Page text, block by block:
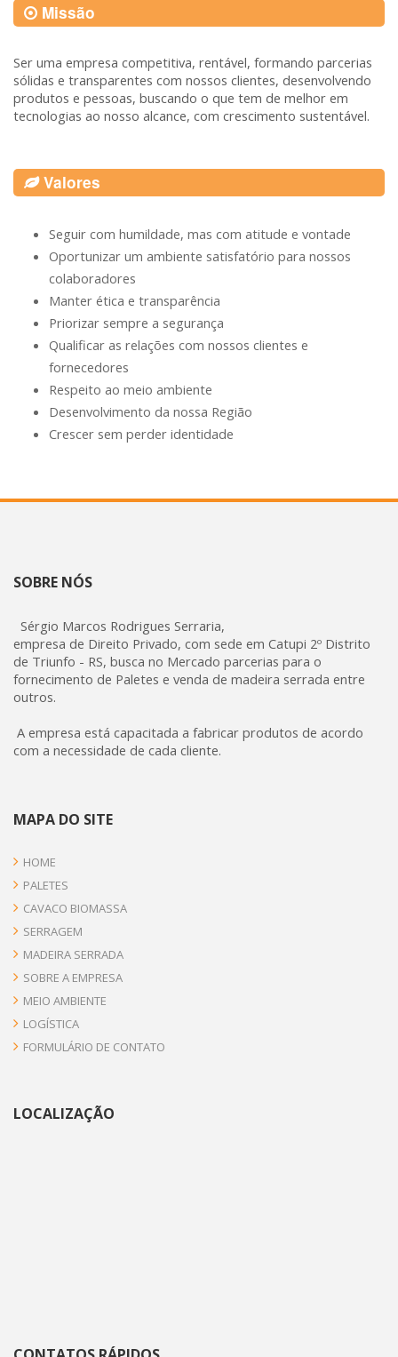
Missão
Ser uma empresa competitiva, rentável, formando parcerias
sólidas e transparentes com nossos clientes, desenvolvendo
produtos e pessoas, buscando o que tem de melhor em
tecnologias ao nosso alcance, com crescimento sustentável.
Valores
Seguir com humildade, mas com atitude e vontade
Oportunizar um ambiente satisfatório para nossos
colaboradores
Manter ética e transparência
Priorizar sempre a segurança
Qualificar as relações com nossos clientes e
fornecedores
Respeito ao meio ambiente
Desenvolvimento da nossa Região
Crescer sem perder identidade
SOBRE NÓS
Sérgio Marcos Rodrigues Serraria,
empresa de Direito Privado, com sede em Catupi 2º Distrito
de Triunfo - RS, busca no Mercado parcerias para o
fornecimento de Paletes e venda de madeira serrada entre
outros.
A empresa está capacitada a fabricar produtos de acordo
com a necessidade de cada cliente.
MAPA DO SITE
HOME
PALETES
CAVACO BIOMASSA
SERRAGEM
MADEIRA SERRADA
SOBRE A EMPRESA
MEIO AMBIENTE
LOGÍSTICA
FORMULÁRIO DE CONTATO
LOCALIZAÇÃO